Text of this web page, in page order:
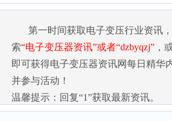
第一时间获取电子变压行业资讯
索“电子变压器资讯”或者“dzbyqzj” ，
即可获得电子变压器资讯网每日精华
并参与活动！
温馨提示：回复“1”获取最新资讯。